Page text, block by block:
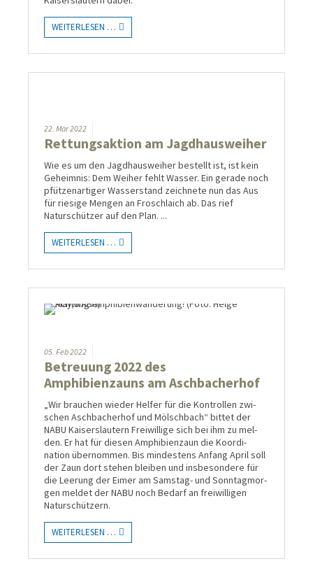
WEITERLESEN …
22. Mär2022
Rettungsaktion am Jagdhausweiher
Wie es um den Jagdhausweiher bestellt ist, ist kein
Geheimnis: Dem Weiher fehlt Wasser. Ein gerade noch
pfützenartiger Wasserstand zeichnete nun das Aus
für riesige Mengen an Froschlaich ab. Das rief
Naturschützer auf den Plan. ...
WEITERLESEN …
05. Feb2022
Betreuung 2022 des
Amphibienzauns am Aschbacherhof
„Wir brauchen wieder Helfer für die Kontrol­len zwi­
schen Asch­bacher­hof und Mölsch­bach“ bittet der
NABU Kaisers­lau­tern Frei­willige sich bei ihm zu mel­
den. Er hat für diesen Amphi­bien­zaun die Koordi­
nation über­nom­men. Bis min­des­tens Anfang April soll
der Zaun dort ste­hen blei­ben und ins­be­son­dere für
die Lee­rung der Eimer am Sams­tag- und Sonn­tag­mor­
gen mel­det der NABU noch Be­darf an frei­willi­gen
Natur­schützern.
WEITERLESEN …